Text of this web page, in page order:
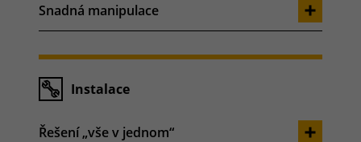
Snadná manipulace
Instalace
Řešení „vše v jednom“